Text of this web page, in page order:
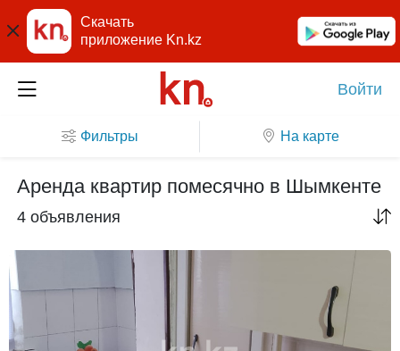
Скачать
приложение Kn.kz
Войти
Фильтры На карте
Аренда квартир помесячно в Шымкенте
4 объявления